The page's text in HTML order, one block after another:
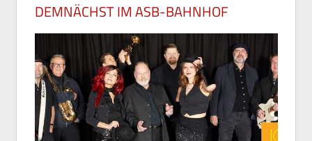
DEMNÄCHST IM ASB-BAHNHOF